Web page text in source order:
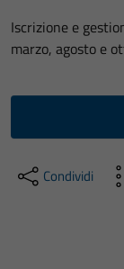
Iscrizione e
marzo, agosto e
Condividi